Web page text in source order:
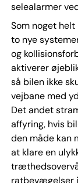
selealarmer
Som noget
to nye
og
aktiverer
så bilen ikke
vejbane med
Det andet
affyring, hvis
den måde kan
at klare en
ratbevægelser